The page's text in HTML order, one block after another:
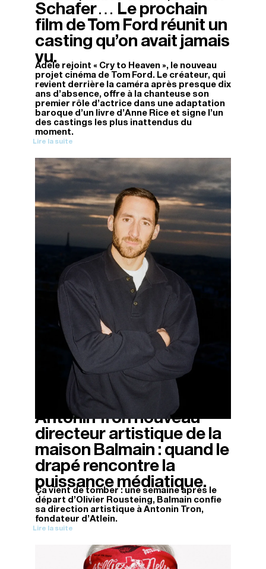
Schafer… Le prochain
film de Tom Ford réunit un
casting qu’on avait jamais
vu.
Adele rejoint « Cry to Heaven », le nouveau
projet cinéma de Tom Ford. Le créateur, qui
revient derrière la caméra après presque dix
ans d'absence, offre à la chanteuse son
premier rôle d'actrice dans une adaptation
baroque d'un livre d'Anne Rice et signe l'un
des castings les plus inattendus du
moment.
Lire la suite
Antonin Tron nouveau
directeur artistique de la
maison Balmain : quand le
drapé rencontre la
puissance médiatique.
Ça vient de tomber : une semaine après le
départ d'Olivier Rousteing, Balmain confie
sa direction artistique à Antonin Tron,
fondateur d'Atlein.
Lire la suite